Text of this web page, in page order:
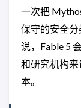
一次把
保守的安全
说，Fable 5
和研究机构
本。